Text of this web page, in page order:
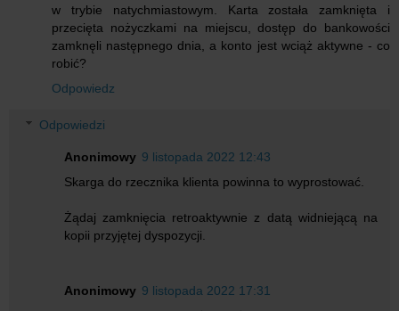
w trybie natychmiastowym. Karta została zamknięta i
przecięta nożyczkami na miejscu, dostęp do bankowości
zamknęli następnego dnia, a konto jest wciąż aktywne - co
robić?
Odpowiedz
Odpowiedzi
Anonimowy 9 listopada 2022 12:43
Skarga do rzecznika klienta powinna to wyprostować.
Żądaj zamknięcia retroaktywnie z datą widniejącą na
kopii przyjętej dyspozycji.
Anonimowy 9 listopada 2022 17:31